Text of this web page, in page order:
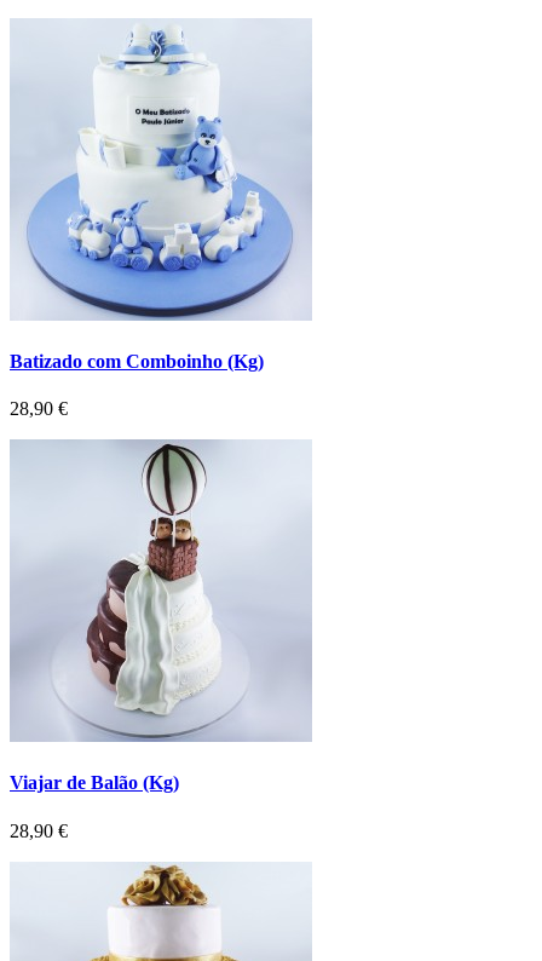
Batizado com Comboinho (Kg)
Preço
28,90 €
Viajar de Balão (Kg)
Preço
28,90 €